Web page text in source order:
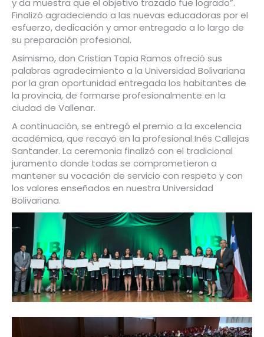
y da muestra que el objetivo trazado fue logrado”.
Finalizó agradeciendo a las nuevas educadoras por el
esfuerzo, dedicación y amor entregado a lo largo de
su preparación profesional.
Asimismo, don Cristian Tapia Ramos ofreció sus
palabras agradecimiento a la Universidad Bolivariana
por la gran oportunidad entregada los habitantes de
la provincia, de formarse profesionalmente en la
ciudad de Vallenar.
A continuación, se entregó el premio a la excelencia
académica, que recayó en la profesional Inés Callejas
Santander. La ceremonia finalizó con el tradicional
juramento donde todas se comprometieron a
mantener su vocación de servicio con respeto y con
los valores enseñados en nuestra Universidad
Bolivariana.